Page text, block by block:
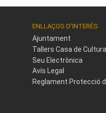
ENLLAÇOS D'INTERÉS
Ajuntament
Tallers Casa de Cultura
Seu Electrònica
Avís Legal
Reglament Protecció